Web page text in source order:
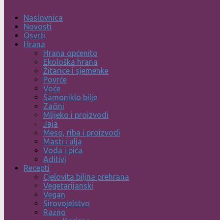
Naslovnica
Novosti
Osvrti
Hrana
Hrana općenito
Ekološka hrana
Žitarice i sjemenke
Povrće
Voće
Samoniklo bilje
Začini
Mlijeko i proizvodi
Jaja
Meso, riba i proizvodi
Masti i ulja
Voda i pića
Aditivi
Recepti
Cjelovita biljna prehrana
Vegetarijanski
Vegan
Sirovojelstvo
Razno